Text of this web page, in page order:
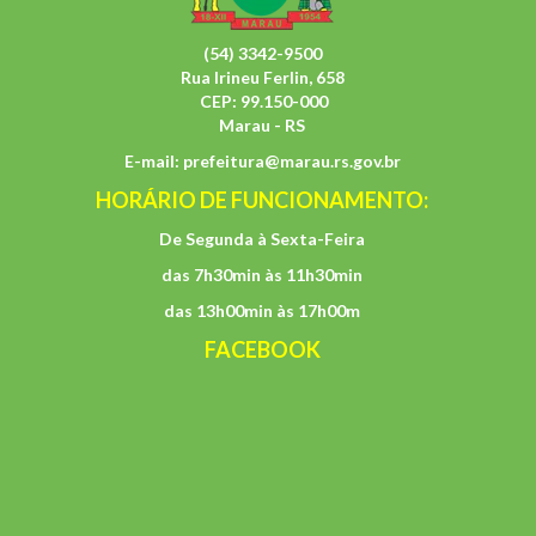
(54) 3342-9500
Rua Irineu Ferlin, 658
CEP: 99.150-000
Marau - RS
E-mail: prefeitura@marau.rs.gov.br
HORÁRIO DE FUNCIONAMENTO:
De Segunda à Sexta-Feira
das 7h30min às 11h30min
das 13h00min às 17h00m
FACEBOOK